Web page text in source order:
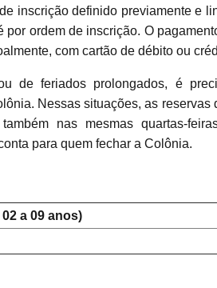
inscrição definido previamente e
por ordem de inscrição. O
com cartão de débito ou
de feriados prolongados, é
Nessas situações, as reservas
nas mesmas quartas-
para quem fechar a Colônia.
a 09 anos)